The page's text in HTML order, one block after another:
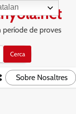
període de proves
Sobre Nosaltres